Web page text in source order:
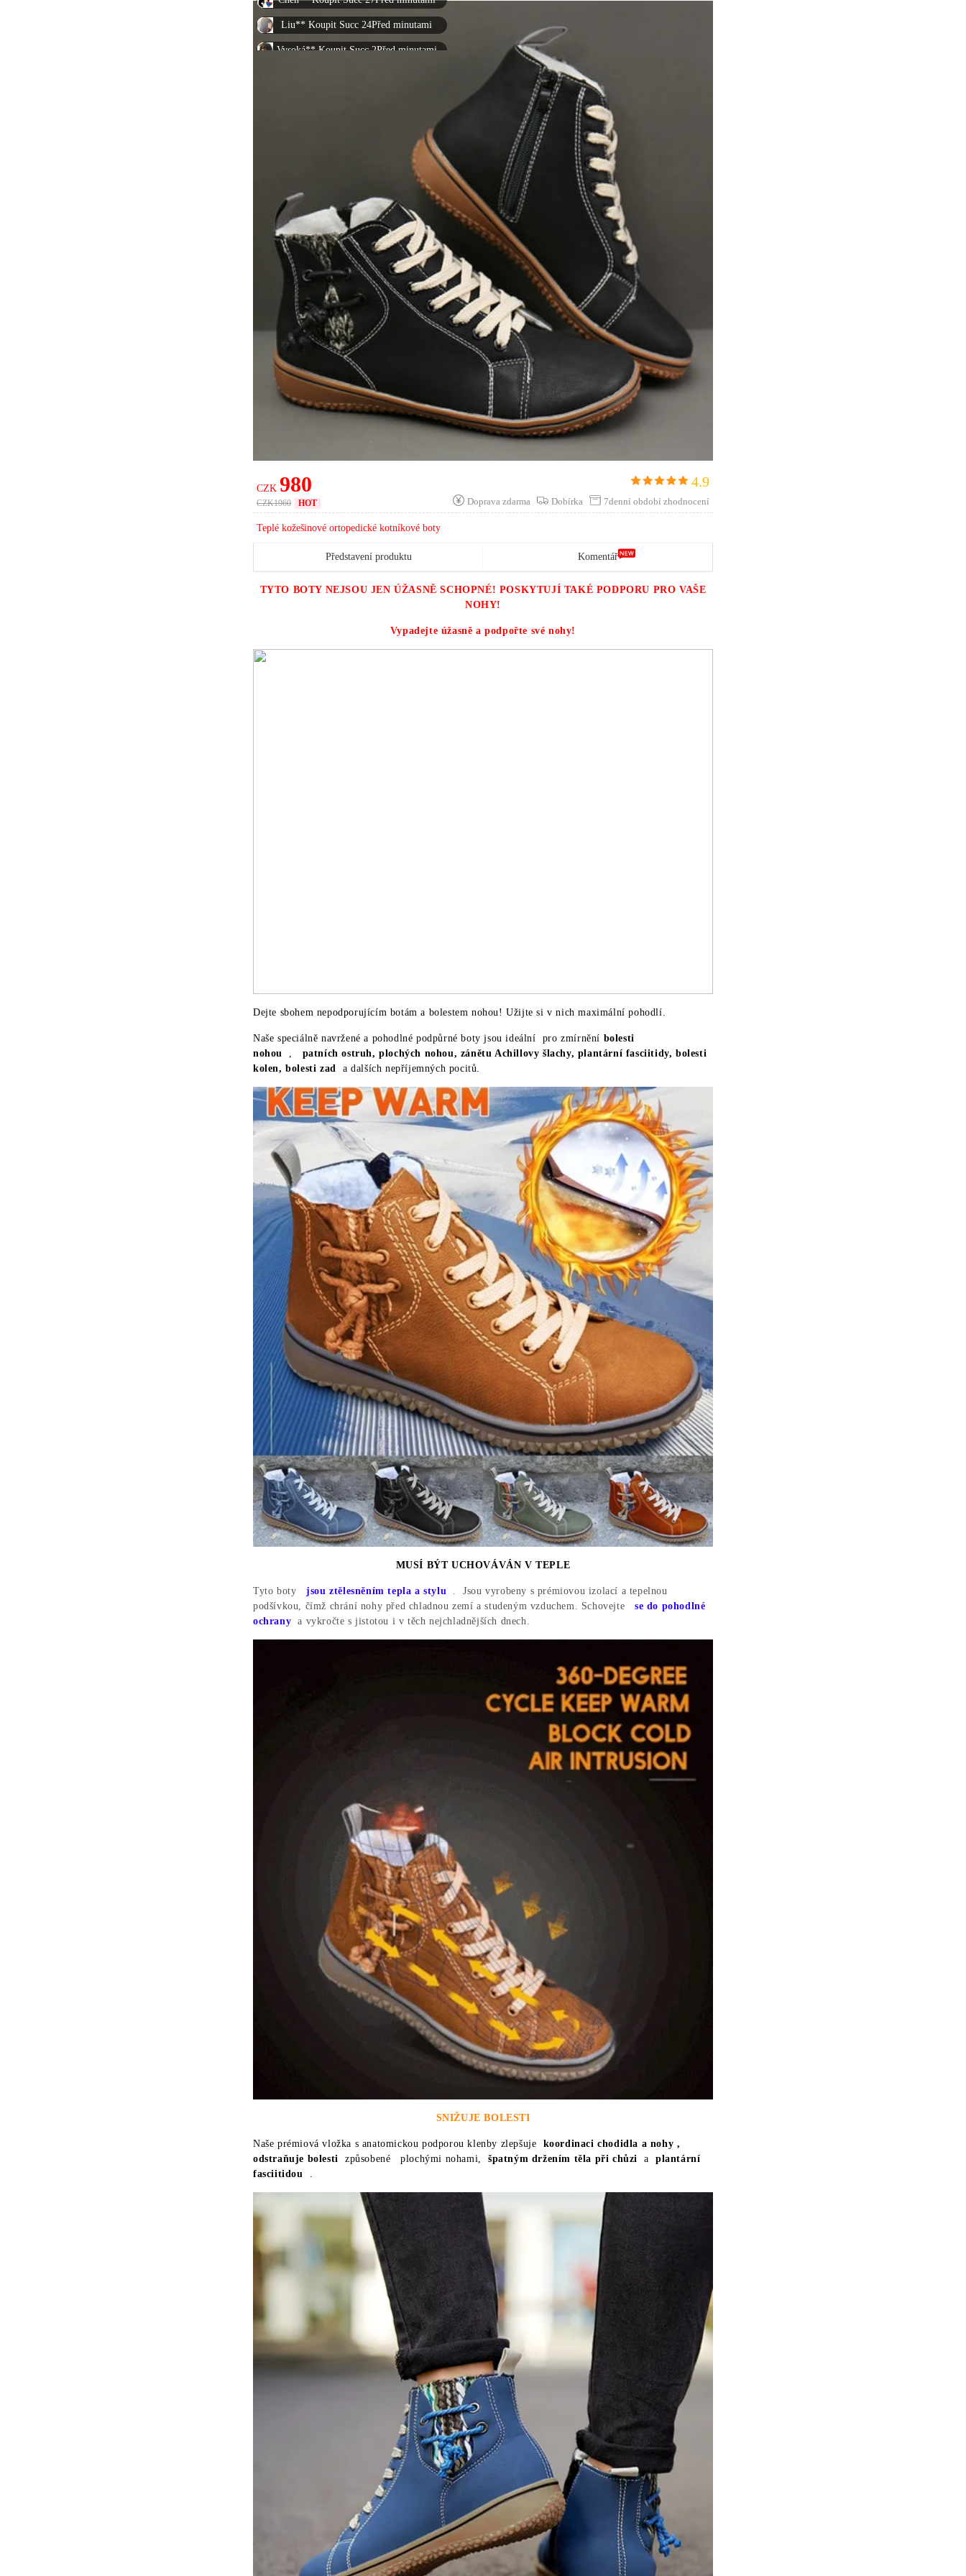
Liu** Koupit Succ 24Před minutami
Vysoká** Koupit Succ 2Před minutami
Chen** Koupit Succ 23Před minutami
Xiao** Koupit Succ 25Před minutami
Chen** Koupit Succ 28Před minutami
Polévka** Koupit Succ 7Před minutami
Xiao** Koupit Succ 11Před minutami
李** Koupit Succ 17Před minutami
林** Koupit Succ 28Před minutami
Vysoká** Koupit Succ 6Před minutami
Wu** Koupit Succ 21Před minutami
Chen** Koupit Succ 3Před minutami
Zhao** Koupit Succ 25Před minutami
Chen** Koupit Succ 27Před minutami
张** Koupit Succ 16Před minutami
Chen** Koupit Succ 21Před minutami
Wu** Koupit Succ 26Před minutami
Liu** Koupit Succ 6Před minutami
Liu** Koupit Succ 23 Před minutami
林** Koupit Succ 16Před minutami
CZK 980
CZK1960 HOT
4.9
Doprava zdarma Dobírka 7denní období zhodnocení
Teplé kožešinové ortopedické kotníkové boty
Představení produktu Komentář
TYTO BOTY NEJSOU JEN ÚŽASNĚ SCHOPNÉ! POSKYTUJÍ TAKÉ PODPORU PRO VAŠE
NOHY!
Vypadejte úžasně a podpořte své nohy!
Dejte sbohem nepodporujícím botám a bolestem nohou! Užijte si v nich maximální pohodlí.
Naše speciálně navržené a pohodlné podpůrné boty jsou ideální pro zmírnění bolesti
nohou
patních ostruh, plochých nohou, zánětu Achillovy šlachy, plantární fasciitidy, bolesti
kolen, bolesti zad
a dalších nepříjemných pocitů.
MUSÍ BÝT UCHOVÁVÁN V TEPLE
Tyto botyjsou ztělesněním tepla a stylu
Jsou vyrobeny s prémiovou izolací a tepelnou
podšívkou, čímž chrání nohy před chladnou zemí a studeným vzduchem. Schovejtese do pohodlné
ochrany a vykročte s jistotou i v těch nejchladnějších dnech.
SNIŽUJE BOLESTI
Naše prémiová vložka s anatomickou podporou klenby zlepšuje koordinaci chodidla a nohy ,
odstraňuje bolesti způsobené plochými nohami,špatným držením těla při chůzi aplantární
fasciitidou